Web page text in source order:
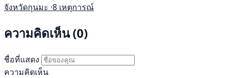
จังหวัดกุนมะ ·8 เหตุการณ์
ความคิดเห็น (0)
ชื่อที่แสดง
ความคิดเห็น